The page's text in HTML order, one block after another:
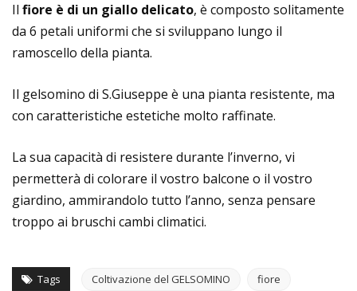
Il fiore è di un giallo delicato, è composto solitamente
da 6 petali uniformi che si sviluppano lungo il
ramoscello della pianta.
Il gelsomino di S.Giuseppe è una pianta resistente, ma
con caratteristiche estetiche molto raffinate.
La sua capacità di resistere durante l’inverno, vi
permetterà di colorare il vostro balcone o il vostro
giardino, ammirandolo tutto l’anno, senza pensare
troppo ai bruschi cambi climatici.
Tags Coltivazione del GELSOMINO fiore